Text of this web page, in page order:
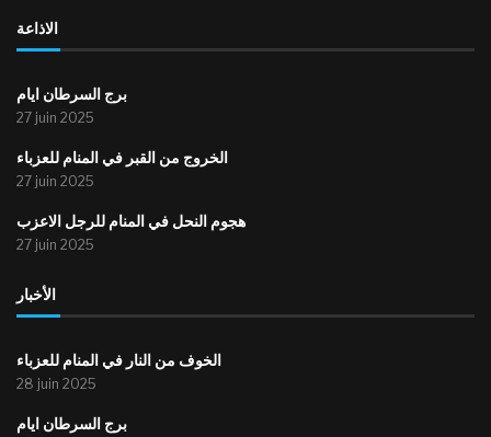
الاذاعة
برج السرطان ايام
27 juin 2025
الخروج من القبر في المنام للعزباء
27 juin 2025
هجوم النحل في المنام للرجل الاعزب
27 juin 2025
الأخبار
الخوف من النار في المنام للعزباء
28 juin 2025
برج السرطان ايام